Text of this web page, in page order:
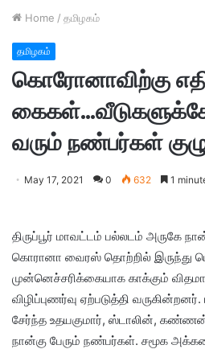
Home / தமிழகம்
தமிழகம்
கொரோனாவிற்கு
வரும் நண்பர்கள்
May 17, 2021 0 632 1
திருப்பூர் மாவட்டம் பல்லடம் அருகே
கொரானா வைரஸ் தொற்றில் இருந்து
முன்னெச்சரிக்கையாக காக்கும்
விழிப்புணர்வு ஏற்படுத்தி
சேர்ந்த உதயகுமார், ஸ்டாலின்,
நான்கு பேரும் நண்பர்கள். சமூக